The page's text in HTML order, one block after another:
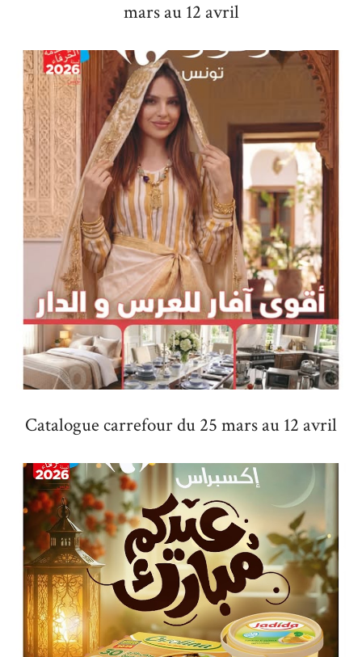
mars au 12 avril
Catalogue carrefour du 25 mars au 12 avril